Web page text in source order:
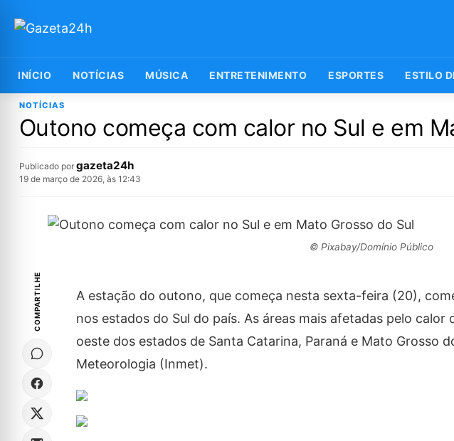
INÍCIO NOTÍCIAS MÚSICA ENTRETENIMENTO ESPORTES ESTILO
NOTÍCIAS
Outono começa com calor no Sul e em
Publicado por gazeta24h
19 de março de 2026, às 12:43
© Pixabay/Domínio Público
COMPARTILHE
A estação do outono, que começa nesta sexta-feira (20),
nos estados do Sul do país. As áreas mais afetadas pelo calor
oeste dos estados de Santa Catarina, Paraná e Mato Grosso
Meteorologia (Inmet).